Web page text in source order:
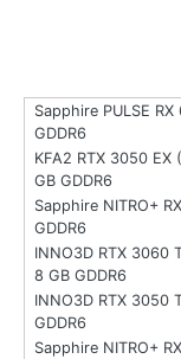
Sapphire PULSE
GDDR6
KFA2 RTX 3050 EX
GB GDDR6
Sapphire NITRO+
GDDR6
INNO3D RTX 3060
8 GB GDDR6
INNO3D RTX 3050
GDDR6
Sapphire NITRO+